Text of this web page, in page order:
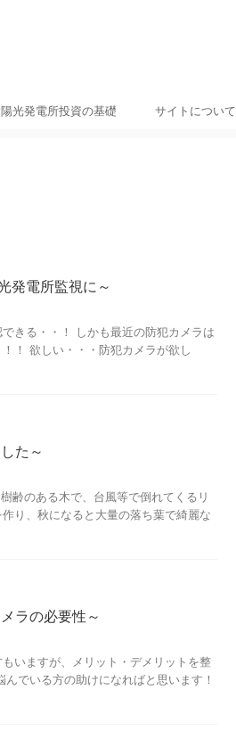
光発電所投資の基礎 サイトについて
発電所監視に～
きる・・！ しかも最近の防犯カメラは
！ 欲しい・・・防犯カメラが欲し
た～
齢のある木で、台風等で倒れてくるリ
り、秋になると大量の落ち葉で綺麗な
ラの必要性～
いますが、メリット・デメリットを整
でいる方の助けになればと思います！